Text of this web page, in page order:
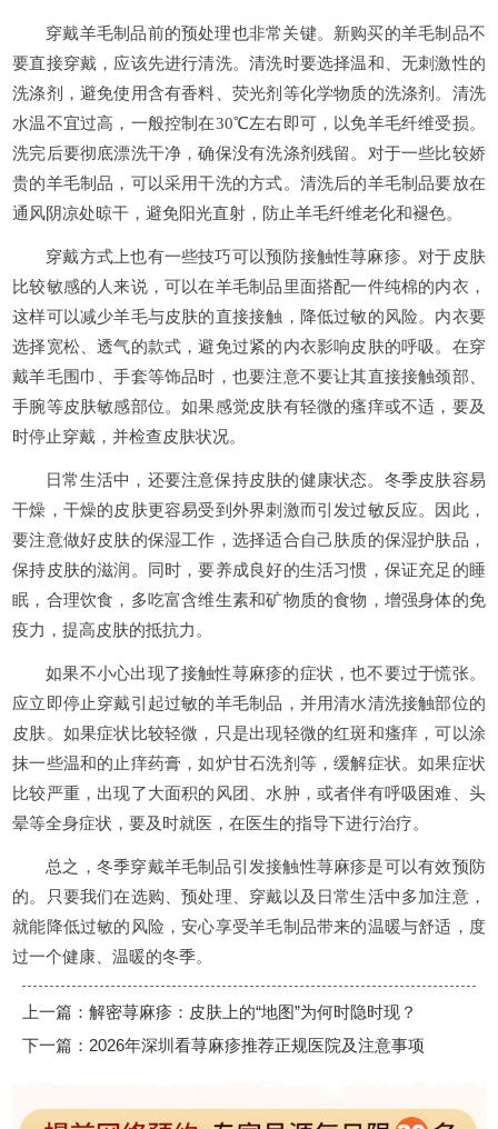
穿戴羊毛制品前的预处理也非常关键。新购买的羊毛制品不
要直接穿戴，应该先进行清洗。清洗时要选择温和、无刺激性的
洗涤剂，避免使用含有香料、荧光剂等化学物质的洗涤剂。清洗
水温不宜过高，一般控制在30℃左右即可，以免羊毛纤维受损。
洗完后要彻底漂洗干净，确保没有洗涤剂残留。对于一些比较娇
贵的羊毛制品，可以采用干洗的方式。清洗后的羊毛制品要放在
通风阴凉处晾干，避免阳光直射，防止羊毛纤维老化和褪色。
穿戴方式上也有一些技巧可以预防接触性荨麻疹。对于皮肤
比较敏感的人来说，可以在羊毛制品里面搭配一件纯棉的内衣，
这样可以减少羊毛与皮肤的直接接触，降低过敏的风险。内衣要
选择宽松、透气的款式，避免过紧的内衣影响皮肤的呼吸。在穿
戴羊毛围巾、手套等饰品时，也要注意不要让其直接接触颈部、
手腕等皮肤敏感部位。如果感觉皮肤有轻微的瘙痒或不适，要及
时停止穿戴，并检查皮肤状况。
日常生活中，还要注意保持皮肤的健康状态。冬季皮肤容易
干燥，干燥的皮肤更容易受到外界刺激而引发过敏反应。因此，
要注意做好皮肤的保湿工作，选择适合自己肤质的保湿护肤品，
保持皮肤的滋润。同时，要养成良好的生活习惯，保证充足的睡
眠，合理饮食，多吃富含维生素和矿物质的食物，增强身体的免
疫力，提高皮肤的抵抗力。
如果不小心出现了接触性荨麻疹的症状，也不要过于慌张。
应立即停止穿戴引起过敏的羊毛制品，并用清水清洗接触部位的
皮肤。如果症状比较轻微，只是出现轻微的红斑和瘙痒，可以涂
抹一些温和的止痒药膏，如炉甘石洗剂等，缓解症状。如果症状
比较严重，出现了大面积的风团、水肿，或者伴有呼吸困难、头
晕等全身症状，要及时就医，在医生的指导下进行治疗。
总之，冬季穿戴羊毛制品引发接触性荨麻疹是可以有效预防
的。只要我们在选购、预处理、穿戴以及日常生活中多加注意，
就能降低过敏的风险，安心享受羊毛制品带来的温暖与舒适，度
过一个健康、温暖的冬季。
上一篇： 解密荨麻疹：皮肤上的“地图”为何时隐时现？
下一篇： 2026年深圳看荨麻疹推荐正规医院及注意事项